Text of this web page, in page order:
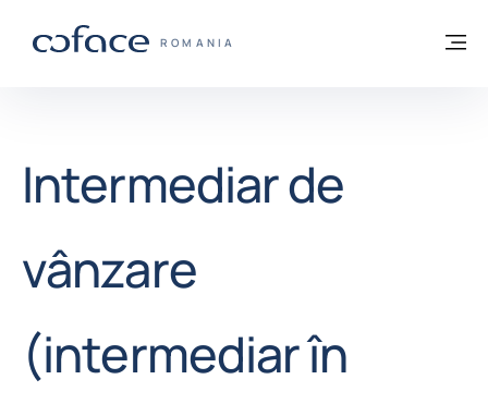
COFACE FOR TRADE - WEBSITE GRUP
ROMANIA
Înapoi la pagina de start
Intermediar de
vânzare
(intermediar în